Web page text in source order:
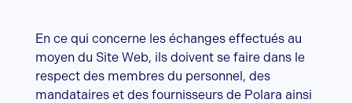
En ce qui concerne les échanges effectués au
moyen du Site Web, ils doivent se faire dans le
respect des membres du personnel, des
mandataires et des fournisseurs de Polara ainsi